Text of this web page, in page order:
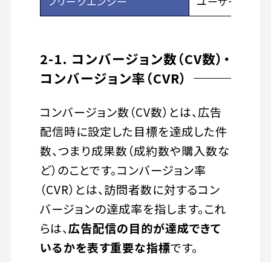
2-1. コンバージョン数（CV数）・
コンバージョン率（CVR）
コンバージョン数（CV数）とは、広告
配信時に設定した目標を達成した件
数、つまり成果数（成約数や購入数な
ど）のことです。コンバージョン率
（CVR）とは、訪問者数に対するコン
バージョンの達成率を指します。これ
らは、広告配信の目的が達成できて
いるかを表す重要な指標です。